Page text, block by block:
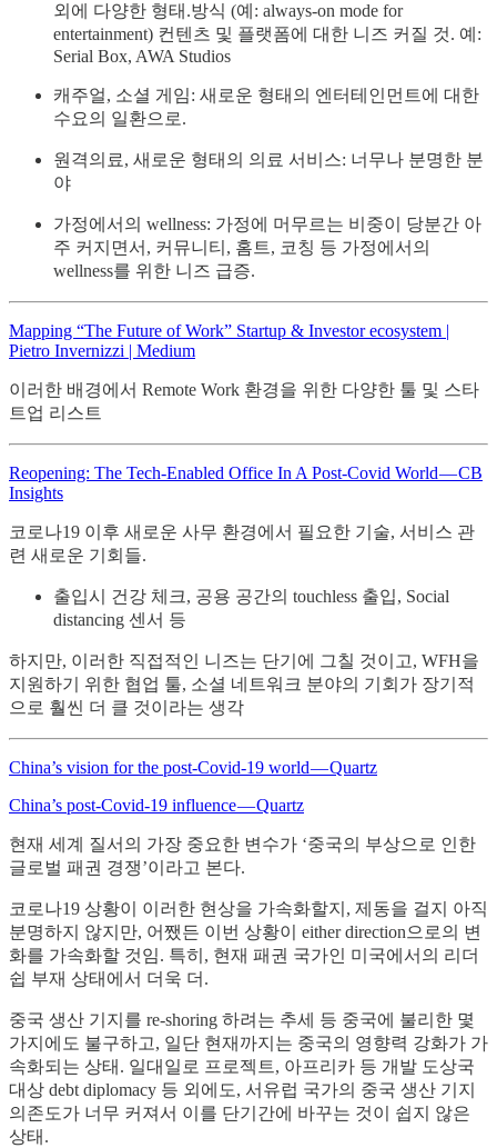
외에 다양한 형태.방식 (예: always-on mode for
entertainment) 컨텐츠 및 플랫폼에 대한 니즈 커질 것. 예:
Serial Box, AWA Studios
캐주얼, 소셜 게임: 새로운 형태의 엔터테인먼트에 대한
수요의 일환으로.
원격의료, 새로운 형태의 의료 서비스: 너무나 분명한 분
야
가정에서의 wellness: 가정에 머무르는 비중이 당분간 아
주 커지면서, 커뮤니티, 홈트, 코칭 등 가정에서의
wellness를 위한 니즈 급증.
Mapping “The Future of Work” Startup & Investor ecosystem |
Pietro Invernizzi | Medium
이러한 배경에서 Remote Work 환경을 위한 다양한 툴 및 스타
트업 리스트
Reopening: The Tech-Enabled Office In A Post-Covid World — CB
Insights
코로나19 이후 새로운 사무 환경에서 필요한 기술, 서비스 관
련 새로운 기회들.
출입시 건강 체크, 공용 공간의 touchless 출입, Social
distancing 센서 등
하지만, 이러한 직접적인 니즈는 단기에 그칠 것이고, WFH을
지원하기 위한 협업 툴, 소셜 네트워크 분야의 기회가 장기적
으로 훨씬 더 클 것이라는 생각
China’s vision for the post-Covid-19 world — Quartz
China’s post-Covid-19 influence — Quartz
현재 세계 질서의 가장 중요한 변수가 ‘중국의 부상으로 인한
글로벌 패권 경쟁’이라고 본다.
코로나19 상황이 이러한 현상을 가속화할지, 제동을 걸지 아직
분명하지 않지만, 어쨌든 이번 상황이 either direction으로의 변
화를 가속화할 것임. 특히, 현재 패권 국가인 미국에서의 리더
쉽 부재 상태에서 더욱 더.
중국 생산 기지를 re-shoring 하려는 추세 등 중국에 불리한 몇
가지에도 불구하고, 일단 현재까지는 중국의 영향력 강화가 가
속화되는 상태. 일대일로 프로젝트, 아프리카 등 개발 도상국
대상 debt diplomacy 등 외에도, 서유럽 국가의 중국 생산 기지
의존도가 너무 커져서 이를 단기간에 바꾸는 것이 쉽지 않은
상태.